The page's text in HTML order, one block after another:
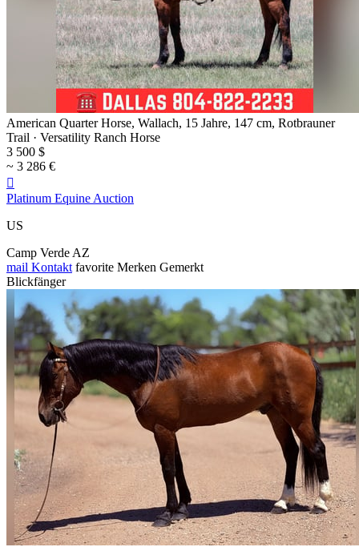
American Quarter Horse, Wallach, 15 Jahre, 147 cm, Rotbrauner
Trail · Versatility Ranch Horse
3 500 $
~ 3 286 €

Platinum Equine Auction
US
Camp Verde AZ
mail Kontakt favorite Merken Gemerkt
Blickfänger